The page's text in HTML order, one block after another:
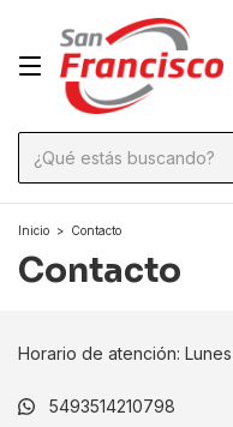
Inicio > Contacto
Contacto
Horario de atención:
5493514210798